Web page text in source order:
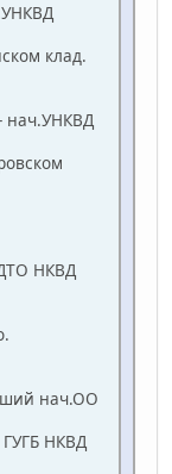
клад.
нач.УНКВД
НКВД
нач.ОО
НКВД